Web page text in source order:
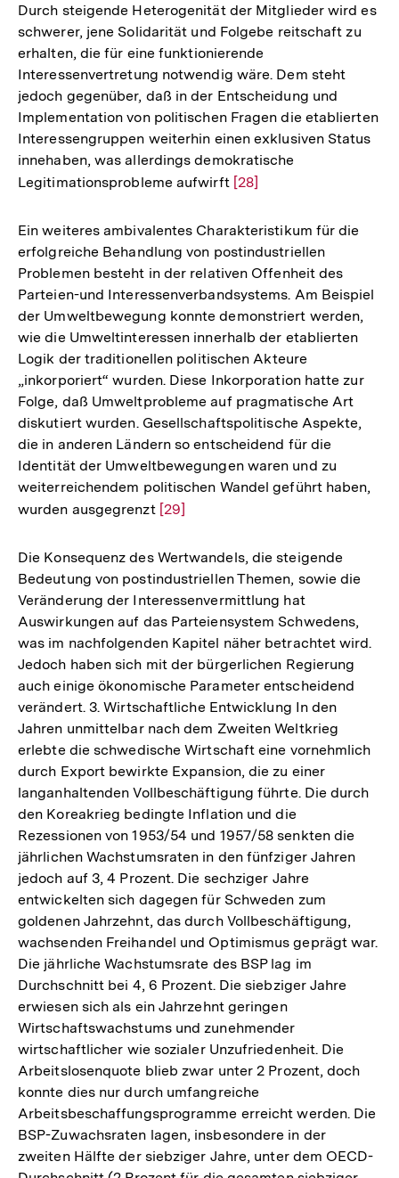
Auflösung
der
Durch steigende Heterogenität der Mitglieder wird es
schwerer, jene Solidarität und Folgebe­ reitschaft zu
erhalten, die für eine funktionierende
Interessenvertretung notwendig wäre. Dem steht
jedoch gegenüber, daß in der Entscheidung und
Implementation von politischen Fragen die etablierten
Interessengruppen weiterhin einen exklusiven Status
innehaben, was allerdings demokratische
Legitimationsprobleme aufwirft Zur
der
Fußnote
[28]
Ein weiteres ambivalentes Charakteristikum für die
erfolgreiche Behandlung von postindustriellen
Problemen besteht in der relativen Offenheit des
Parteien-und Interessenverbandsystems. Am Beispiel
der Umweltbewegung konnte demonstriert werden,
wie die Umweltinteressen innerhalb der etablierten
Logik der traditionellen politischen Akteure
„inkorporiert“ wurden. Diese Inkorporation hatte zur
Folge, daß Umweltprobleme auf pragmatische Art
diskutiert wurden. Gesellschaftspolitische Aspekte,
die in anderen Ländern so entscheidend für die
Identität der Umweltbewegungen waren und zu
weiterreichendem politischen Wandel geführt haben,
wurden ausgegrenzt Zur
der
Fußnote
[29]
Die Konsequenz des Wertwandels, die steigende
Bedeutung von postindustriellen Themen, sowie die
Veränderung der Interessenvermittlung hat
Auswirkungen auf das Parteiensystem Schwedens,
was im nachfolgenden Kapitel näher betrachtet wird.
Jedoch haben sich mit der bürgerlichen Regierung
auch einige ökonomische Parameter entscheidend
verändert. 3. Wirtschaftliche Entwicklung In den
Jahren unmittelbar nach dem Zweiten Weltkrieg
erlebte die schwedische Wirtschaft eine vornehmlich
durch Export bewirkte Expansion, die zu einer
langanhaltenden Vollbeschäftigung führte. Die durch
den Koreakrieg bedingte Inflation und die
Rezessionen von 1953/54 und 1957/58 senkten die
jährlichen Wachstumsraten in den fünfziger Jahren
jedoch auf 3, 4 Prozent. Die sechziger Jahre
entwickelten sich dagegen für Schweden zum
goldenen Jahrzehnt, das durch Vollbeschäftigung,
wachsenden Freihandel und Optimismus geprägt war.
Die jährliche Wachstumsrate des BSP lag im
Durchschnitt bei 4, 6 Prozent. Die siebziger Jahre
erwiesen sich als ein Jahrzehnt geringen
Wirtschaftswachstums und zunehmender
wirtschaftlicher wie sozialer Unzufriedenheit. Die
Arbeitslosenquote blieb zwar unter 2 Prozent, doch
konnte dies nur durch umfangreiche
Arbeitsbeschaffungsprogramme erreicht werden. Die
BSP-Zuwachsraten lagen, insbesondere in der
zweiten Hälfte der siebziger Jahre, unter dem OECD-